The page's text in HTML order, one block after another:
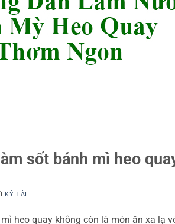
sốt bánh mì heo
KÝ TÀI
heo quay không còn là món ăn xa lạ